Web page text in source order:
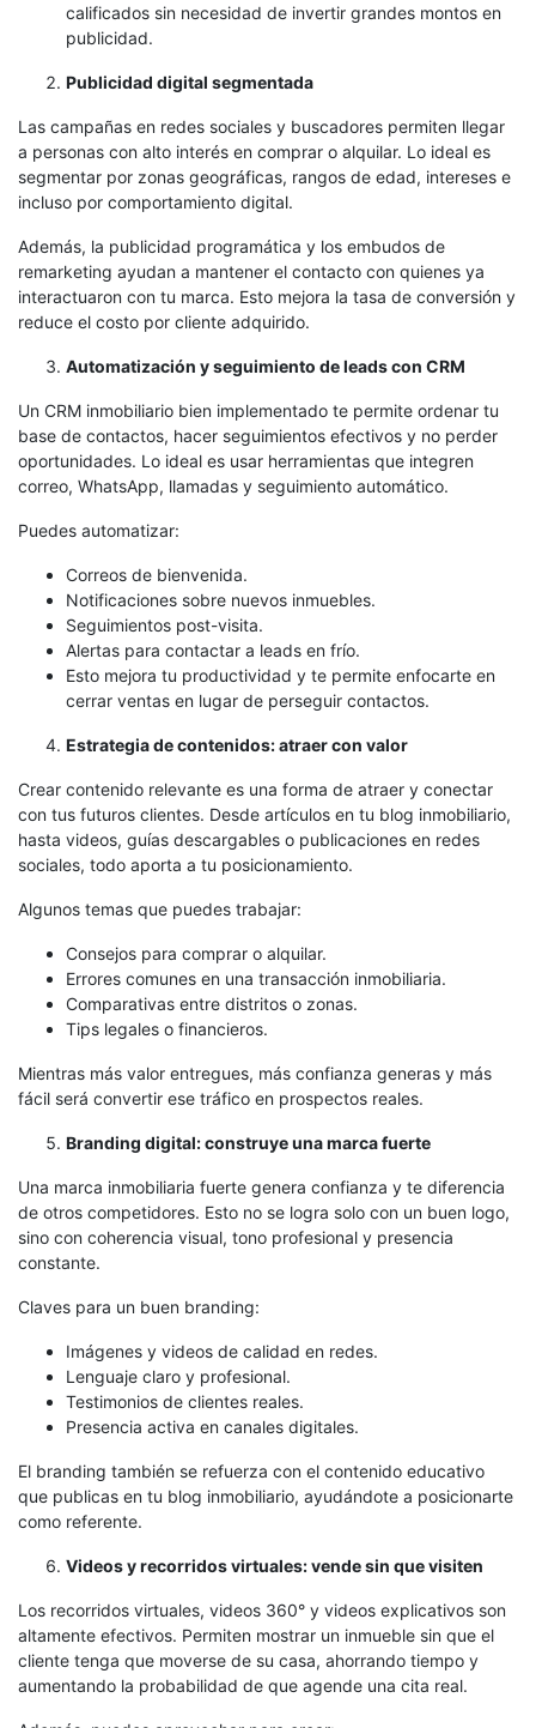
calificados sin necesidad de invertir grandes montos en
publicidad.
Publicidad digital segmentada
Las campañas en redes sociales y buscadores permiten llegar
a personas con alto interés en comprar o alquilar. Lo ideal es
segmentar por zonas geográficas, rangos de edad, intereses e
incluso por comportamiento digital.
Además, la publicidad programática y los embudos de
remarketing ayudan a mantener el contacto con quienes ya
interactuaron con tu marca. Esto mejora la tasa de conversión y
reduce el costo por cliente adquirido.
Automatización y seguimiento de leads con CRM
Un CRM inmobiliario bien implementado te permite ordenar tu
base de contactos, hacer seguimientos efectivos y no perder
oportunidades. Lo ideal es usar herramientas que integren
correo, WhatsApp, llamadas y seguimiento automático.
Puedes automatizar:
Correos de bienvenida.
Notificaciones sobre nuevos inmuebles.
Seguimientos post-visita.
Alertas para contactar a leads en frío.
Esto mejora tu productividad y te permite enfocarte en
cerrar ventas en lugar de perseguir contactos.
Estrategia de contenidos: atraer con valor
Crear contenido relevante es una forma de atraer y conectar
con tus futuros clientes. Desde artículos en tu blog inmobiliario,
hasta videos, guías descargables o publicaciones en redes
sociales, todo aporta a tu posicionamiento.
Algunos temas que puedes trabajar:
Consejos para comprar o alquilar.
Errores comunes en una transacción inmobiliaria.
Comparativas entre distritos o zonas.
Tips legales o financieros.
Mientras más valor entregues, más confianza generas y más
fácil será convertir ese tráfico en prospectos reales.
Branding digital: construye una marca fuerte
Una marca inmobiliaria fuerte genera confianza y te diferencia
de otros competidores. Esto no se logra solo con un buen logo,
sino con coherencia visual, tono profesional y presencia
constante.
Claves para un buen branding:
Imágenes y videos de calidad en redes.
Lenguaje claro y profesional.
Testimonios de clientes reales.
Presencia activa en canales digitales.
El branding también se refuerza con el contenido educativo
que publicas en tu blog inmobiliario, ayudándote a posicionarte
como referente.
Videos y recorridos virtuales: vende sin que visiten
Los recorridos virtuales, videos 360° y videos explicativos son
altamente efectivos. Permiten mostrar un inmueble sin que el
cliente tenga que moverse de su casa, ahorrando tiempo y
aumentando la probabilidad de que agende una cita real.